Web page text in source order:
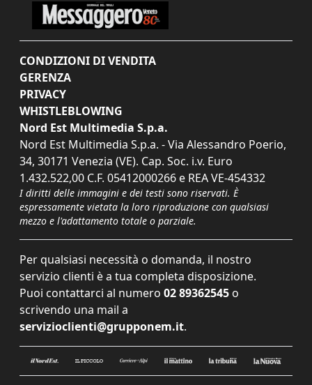
CONDIZIONI DI VENDITA
GERENZA
PRIVACY
WHISTLEBLOWING
Nord Est Multimedia S.p.a.
Nord Est Multimedia S.p.a. - Via Alessandro Poerio,
34, 30171 Venezia (VE). Cap. Soc. i.v. Euro
1.432.522,00 C.F. 05412000266 e REA VE-454332
I diritti delle immagini e dei testi sono riservati. È
espressamente vietata la loro riproduzione con qualsiasi
mezzo e l'adattamento totale o parziale.
Per qualsiasi necessità o domanda, il nostro
servizio clienti è a tua completa disposizione.
Puoi contattarci al numero 02 89362545 o
scrivendo una mail a
servizioclienti@grupponem.it.